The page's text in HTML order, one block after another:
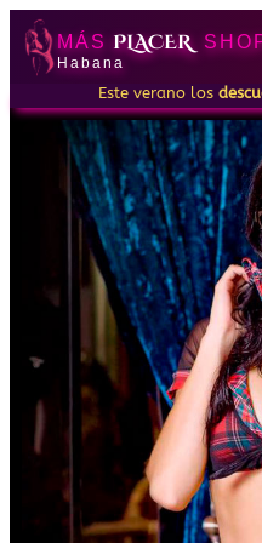
MÁS PLACER
Habana
Este verano los